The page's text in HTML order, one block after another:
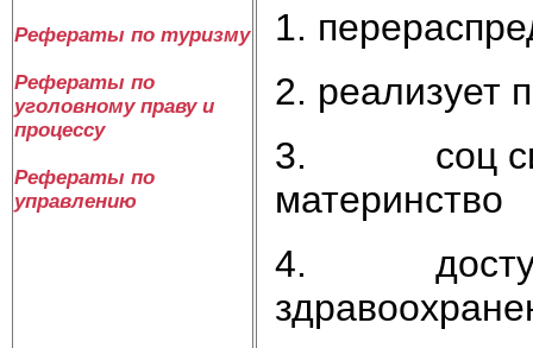
Рефераты по туризму
Рефераты по
уголовному праву и
процессу
Рефераты по
управлению
1.
2. реализует
3. соц
материнство
4. доступны